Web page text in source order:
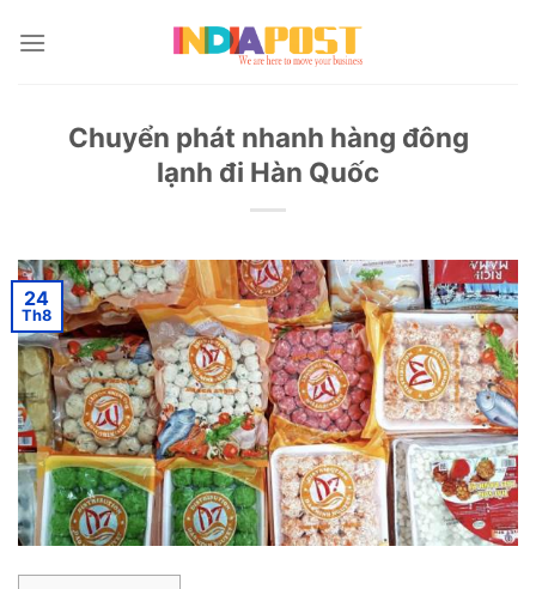
Chuyển phát nhanh hàng đông
lạnh đi Hàn Quốc
24
Th8